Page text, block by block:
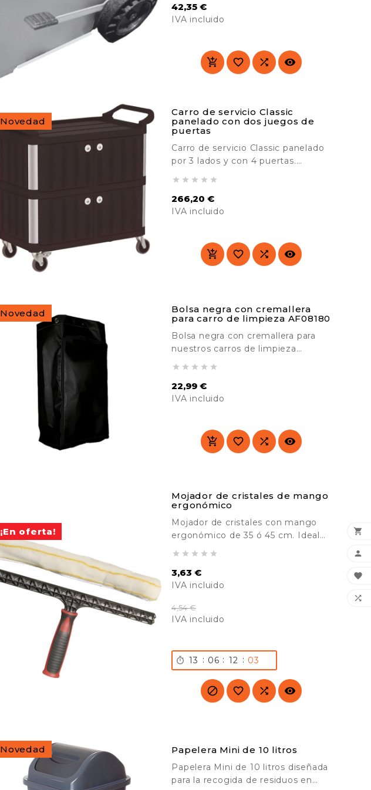
42,35 €
IVA incluido
   
Novedad
Carro de servicio Classic
panelado con dos juegos de
puertas
Carro de servicio Classic panelado
por 3 lados y con 4 puertas.
duradero. Ideal para el transporte
de material en hoteles, hospitales,
    
266,20 €
IVA incluido
   
Novedad
Bolsa negra con cremallera
para carro de limpieza AF08180
Bolsa negra con cremallera para
nuestros carros de limpieza
    
22,99 €
IVA incluido
   
Novedad
¡En oferta!
Mojador de cristales de mango
ergonómico
Mojador de cristales con mango
ergonómico de 35 ó 45 cm. Ideal
ventanas, puertas, etc. Recambios
del borreguito disponibles.
    
3,63 €
IVA incluido
4,54 €
IVA incluido
base
 13 : 06 : 12 : 02
   
Novedad Papelera Mini de 10 litros
Papelera Mini de 10 litros diseñada
para la recogida de residuos en



